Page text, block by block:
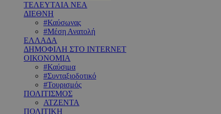
ΤΕΛΕΥΤΑΙΑ ΝΕΑ
ΔΙΕΘΝΗ
#Καύσωνας
#Μέση Ανατολή
ΕΛΛΑΔΑ
ΔΗΜΟΦΙΛΗ ΣΤΟ INTERNET
ΟΙΚΟΝΟΜΙΑ
#Καύσιμα
#Συνταξιοδοτικό
#Τουρισμός
ΠΟΛΙΤΙΣΜΟΣ
ΑΤΖΕΝΤΑ
ΠΟΛΙΤΙΚΗ